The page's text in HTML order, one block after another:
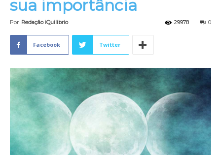
sua importância
Por Redação iQuilibrio 0
29978
Facebook Twitter